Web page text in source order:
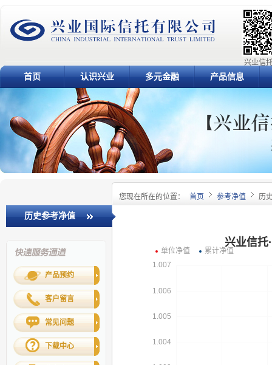
兴业信
首页 认识兴业 多元金融 产品信息
您现在所在的位置： 首页 参考净值 历
历史参考净值
产品预约
客户留言
常见问题
下载中心